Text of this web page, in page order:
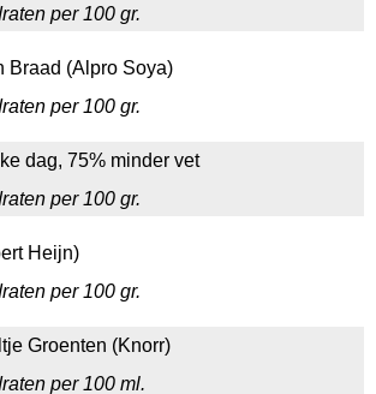
per 100 gr.
Braad (Alpro Soya)
per 100 gr.
dag, 75% minder vet
per 100 gr.
Heijn)
per 100 gr.
Groenten (Knorr)
per 100 ml.